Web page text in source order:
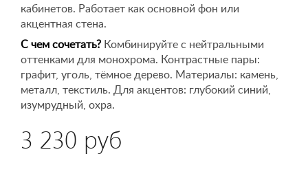
кабинетов. Работает как основной фон или
акцентная стена.
С чем сочетать? Комбинируйте с нейтральными
оттенками для монохрома. Контрастные пары:
графит, уголь, тёмное дерево. Материалы: камень,
металл, текстиль. Для акцентов: глубокий синий,
изумрудный, охра.
3 230 руб